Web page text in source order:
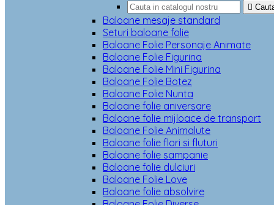

Baloane mesaje standard
Seturi baloane folie
Baloane Folie Personaje Animate
Baloane Folie Figurina
Baloane Folie Mini Figurina
Baloane Folie Botez
Baloane Folie Nunta
Baloane folie aniversare
Baloane folie mijloace de transport
Baloane Folie Animalute
Baloane folie flori si fluturi
Baloane folie sampanie
Baloane folie dulciuri
Baloane Folie Love
Baloane folie absolvire